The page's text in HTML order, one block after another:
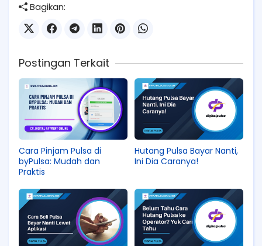
Bagikan:
Postingan Terkait
Cara Pinjam Pulsa di
byPulsa: Mudah dan
Praktis
Hutang Pulsa Bayar Nanti,
Ini Dia Caranya!